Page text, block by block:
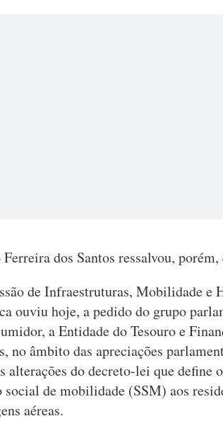
dos Santos ressalvou,
de Infraestruturas, Mobilidade e
ouviu hoje, a pedido do grupo
a Entidade do Tesouro e
no âmbito das apreciações
alterações do decreto-lei que define
social de mobilidade (SSM) aos
aéreas.